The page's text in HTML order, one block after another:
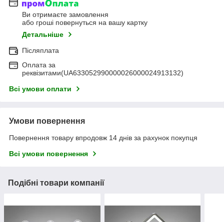
Ви отримаєте замовлення
або гроші повернуться на вашу картку
Детальніше
Післяплата
Оплата за
реквізитами(UA633052990000026000024913132)
Всі умови оплати
Умови повернення
Повернення товару впродовж 14 днів за рахунок покупця
Всі умови повернення
Подібні товари компанії